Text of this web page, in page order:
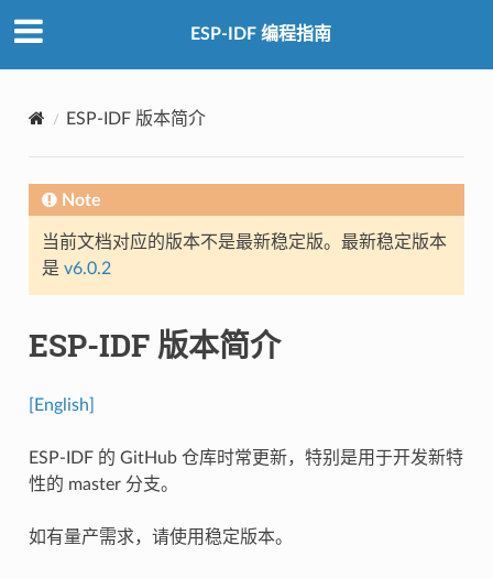
ESP-IDF 编程指南
ESP-IDF 版本简介
Note
当前文档对应的版本不是最新稳定版。最新稳定版本
是 v6.0.2
ESP-IDF 版本简介
[English]
ESP-IDF 的 GitHub 仓库时常更新，特别是用于开发新特
性的 master 分支。
如有量产需求，请使用稳定版本。